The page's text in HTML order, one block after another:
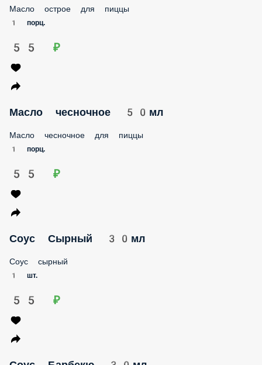
Масло острое для пиццы
1 порц.
55 ₽
Масло чесночное 50мл
Масло чесночное для пиццы
1 порц.
55 ₽
Соус Сырный 30мл
Соус сырный
1 шт.
55 ₽
Соус Барбекю 30мл